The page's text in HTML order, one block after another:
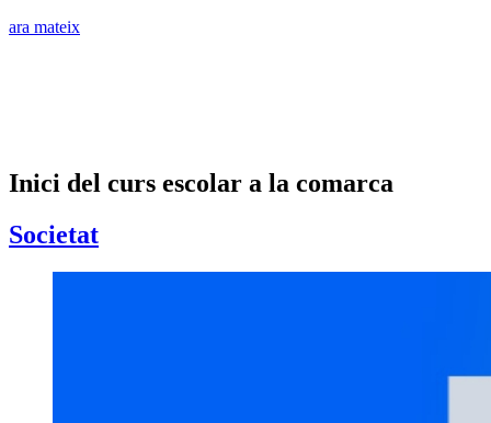
ara mateix
Inici del curs escolar a la comarca
Societat